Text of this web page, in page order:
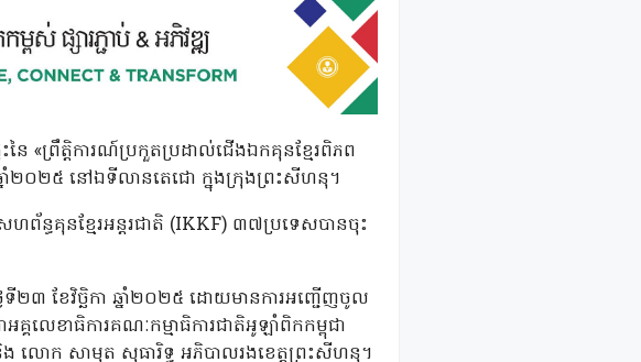
ះនៃ «ព្រឹត្តិការណ៍ប្រកួតប្រដាល់ជើងឯកគុនខ្មែរពិភព
ាំ២០២៥ នៅឯទីលានតេជោ ក្នុងក្រុងព្រះសីហនុ។
ព័ន្ធគុនខ្មែរអន្តរជាតិ (IKKF) ៣៧ប្រទេសបានចុះ
២៣ ខែវិច្ឆិកា ឆ្នាំ២០២៥ ដោយមានការអញ្ជើញចូល
គលេខាធិការគណៈកម្មាធិការជាតិអូឡាំពិកកម្ពុជា
ង លោក សាមុត សុធារិទ្ធ អភិបាលរងខេត្តព្រះសីហនុ។